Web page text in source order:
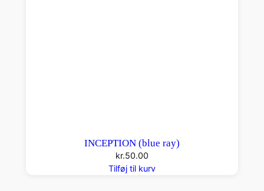
INCEPTION (blue ray)
kr.50.00
Tilføj til kurv